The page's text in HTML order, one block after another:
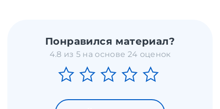
Понравился материал?
4.8 из 5 на основе 24 оценок